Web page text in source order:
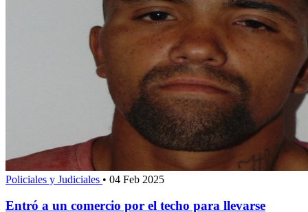
Policiales y Judiciales • 04 Feb 2025
Entró a un comercio por el techo para llevarse